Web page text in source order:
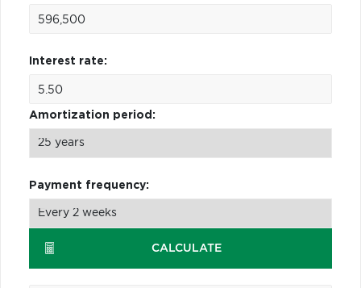
Interest rate:
Amortization period:
Payment frequency:
CALCULATE